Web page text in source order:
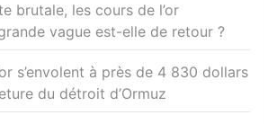
brutale, les cours de l’or
vague est-elle de retour ?
s’envolent à près de 4 830 dollars
du détroit d’Ormuz